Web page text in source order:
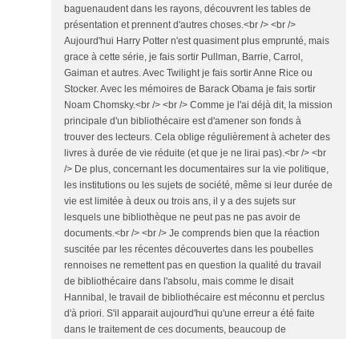
baguenaudent dans les rayons, découvrent les tables de
présentation et prennent d'autres choses.<br /> <br />
Aujourd'hui Harry Potter n'est quasiment plus emprunté, mais
grace à cette série, je fais sortir Pullman, Barrie, Carrol,
Gaiman et autres. Avec Twilight je fais sortir Anne Rice ou
Stocker. Avec les mémoires de Barack Obama je fais sortir
Noam Chomsky.<br /> <br /> Comme je l'ai déjà dit, la mission
principale d'un bibliothécaire est d'amener son fonds à
trouver des lecteurs. Cela oblige régulièrement à acheter des
livres à durée de vie réduite (et que je ne lirai pas).<br /> <br
/> De plus, concernant les documentaires sur la vie politique,
les institutions ou les sujets de société, même si leur durée de
vie est limitée à deux ou trois ans, il y a des sujets sur
lesquels une bibliothèque ne peut pas ne pas avoir de
documents.<br /> <br /> Je comprends bien que la réaction
suscitée par les récentes découvertes dans les poubelles
rennoises ne remettent pas en question la qualité du travail
de bibliothécaire dans l'absolu, mais comme le disait
Hannibal, le travail de bibliothécaire est méconnu et perclus
d'à priori. S'il apparait aujourd'hui qu'une erreur a été faite
dans le traitement de ces documents, beaucoup de